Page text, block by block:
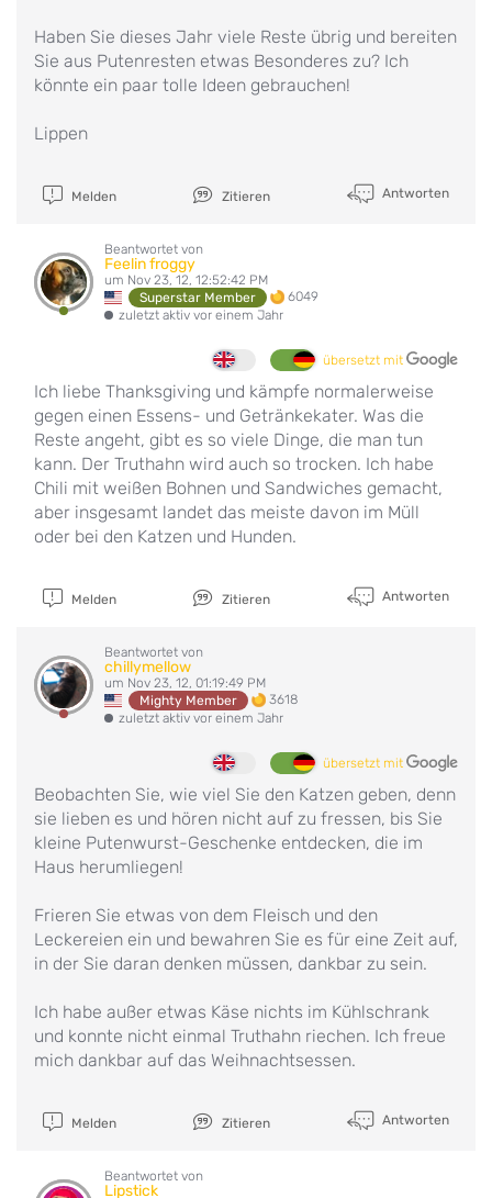
Haben Sie dieses Jahr viele Reste übrig und bereiten
Sie aus Putenresten etwas Besonderes zu? Ich
könnte ein paar tolle Ideen gebrauchen!
Lippen
Melden Zitieren Antworten
Beantwortet von
Feelin froggy
um Nov 23, 12, 12:52:42 PM
Superstar Member
6049
zuletzt aktiv vor einem Jahr
übersetzt mit
Ich liebe Thanksgiving und kämpfe normalerweise
gegen einen Essens- und Getränkekater. Was die
Reste angeht, gibt es so viele Dinge, die man tun
kann. Der Truthahn wird auch so trocken. Ich habe
Chili mit weißen Bohnen und Sandwiches gemacht,
aber insgesamt landet das meiste davon im Müll
oder bei den Katzen und Hunden.
Melden Zitieren Antworten
Beantwortet von
chillymellow
um Nov 23, 12, 01:19:49 PM
Mighty Member
3618
zuletzt aktiv vor einem Jahr
übersetzt mit
Beobachten Sie, wie viel Sie den Katzen geben, denn
sie lieben es und hören nicht auf zu fressen, bis Sie
kleine Putenwurst-Geschenke entdecken, die im
Haus herumliegen!
Frieren Sie etwas von dem Fleisch und den
Leckereien ein und bewahren Sie es für eine Zeit auf,
in der Sie daran denken müssen, dankbar zu sein.
Ich habe außer etwas Käse nichts im Kühlschrank
und konnte nicht einmal Truthahn riechen. Ich freue
mich dankbar auf das Weihnachtsessen.
Melden Zitieren Antworten
Beantwortet von
Lipstick